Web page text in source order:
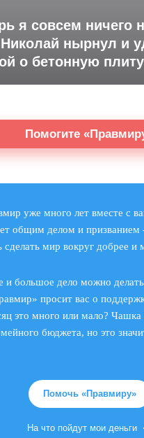
я совсем ничего
нырнул и
о бетонную плиту
Помогите
уже много лет вместе с
общим делом и призванием
сделать мир вокруг добрее и
и большое дело можно делать
просит вас о
это много или мало? Чашка
бюджета, но это
Помочь «Правмиру»
На что пойдут мои деньги